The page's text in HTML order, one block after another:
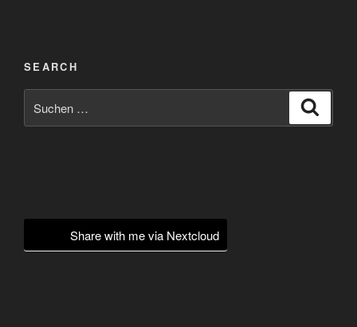
SEARCH
nach:
Share with me via Nextcloud